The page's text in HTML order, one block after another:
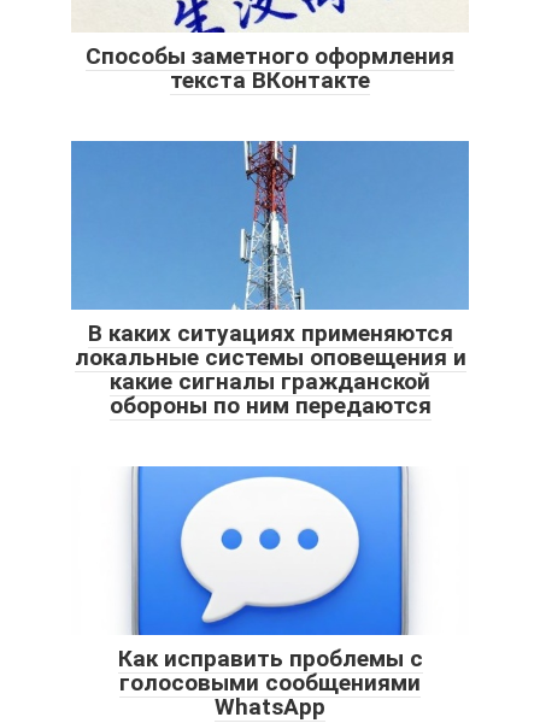
Способы заметного оформления
текста ВКонтакте
В каких ситуациях применяются
локальные системы оповещения и
какие сигналы гражданской
обороны по ним передаются
Как исправить проблемы с
голосовыми сообщениями
WhatsApp